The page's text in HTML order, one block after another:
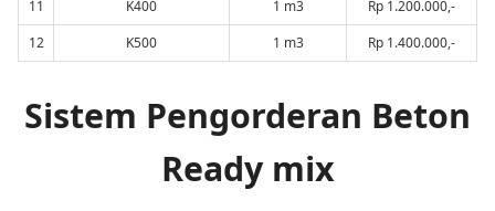
11
K400 1 m3
Rp 1.200.000,-
12
K500 1 m3 Rp 1.400.000,-
Sistem Pengorderan Beton
Ready mix